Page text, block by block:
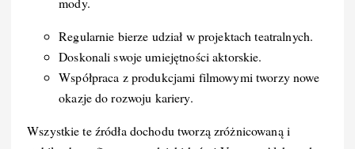
Regularnie bierze udział w projektach teatralnych.
Doskonali swoje umiejętności aktorskie.
Współpraca z produkcjami filmowymi tworzy nowe
okazje do rozwoju kariery.
Wszystkie te źródła dochodu tworzą zróżnicowaną i